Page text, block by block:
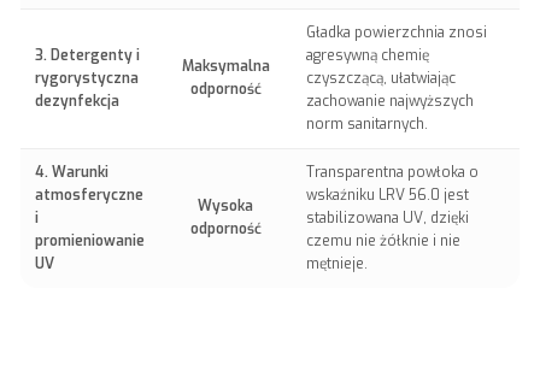
3. Detergenty i
rygorystyczna
dezynfekcja
Maksymalna
odporność
Gładka powierzchnia znosi
agresywną chemię
czyszczącą, ułatwiając
zachowanie najwyższych
norm sanitarnych.
4. Warunki
atmosferyczne
i
promieniowanie
UV
Wysoka
odporność
Transparentna powłoka o
wskaźniku LRV 56.0 jest
stabilizowana UV, dzięki
czemu nie żółknie i nie
mętnieje.